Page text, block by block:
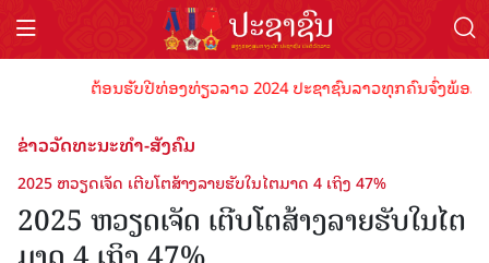
ຕ້ອນຮັບປີທ່ອງທ່ຽວລາວ 2024 ປະຊາຊົນລາວທຸກຄົນຈົ່ງພ້ອມເ
ຂ່າວວັດທະນະທຳ-ສັງຄົມ
2025 ຫວຽດເຈັດ ເຕີບໂຕສ້າງລາຍຮັບໃນໄຕມາດ 4 ເຖິງ 47%
2025 ຫວຽດເຈັດ ເຕີບໂຕສ້າງລາຍຮັບໃນໄຕ